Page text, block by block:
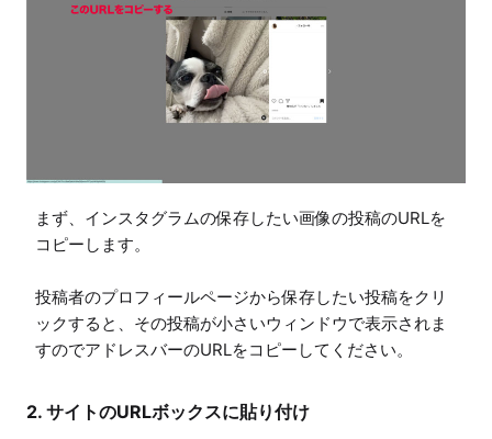
まず、インスタグラムの保存したい画像の投稿のURLを
コピーします。
投稿者のプロフィールページから保存したい投稿をクリ
ックすると、その投稿が小さいウィンドウで表示されま
すのでアドレスバーのURLをコピーしてください。
2. サイトのURLボックスに貼り付け